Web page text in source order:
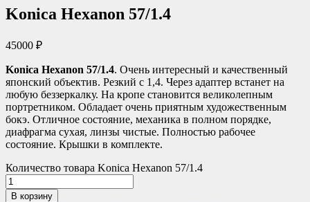
Konica Hexanon 57/1.4
45000 ₽
Konica Hexanon 57/1.4. Очень интересный и качественный
японский объектив. Резкий с 1,4. Через адаптер встанет на
любую беззеркалку. На кропе становится великолепным
портретником. Обладает очень приятным художественным
бокэ. Отличное состояние, механика в полном порядке,
диафрагма сухая, линзы чистые. Полностью рабочее
состояние. Крышки в комплекте.
Количество товара Konica Hexanon 57/1.4
В корзину